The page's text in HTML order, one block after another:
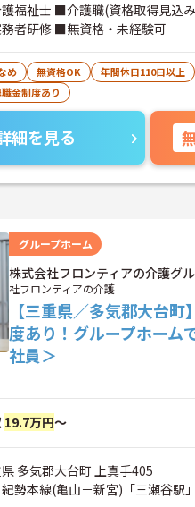
福祉士 ■介護職(資格取得見込
者研修 ■無資格・未経験可
め 無資格OK 年間休日110日以上
金制度あり
細を見る
グループホーム
株式会社フロンティアの介護グ
社フロンティアの介護
【三重県／多気郡大台
度あり！グループホーム
社員＞
19.7万円～
多気郡大台町 上真手405
紀勢本線(亀山－新宮)「三瀬谷駅